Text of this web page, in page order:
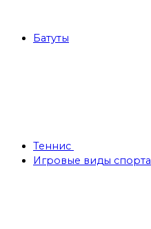
Батуты
Теннис
Игровые виды спорта